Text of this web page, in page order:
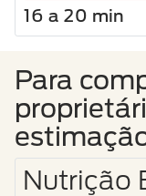
16 a 20 min
Para
Nutrição